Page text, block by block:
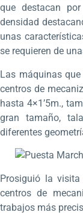
que destacan
densidad
unas
se requieren de
Las máquinas
centros de
hasta 4×1’5m.,
gran tamaño,
diferentes
Prosiguió la
centros de
trabajos más